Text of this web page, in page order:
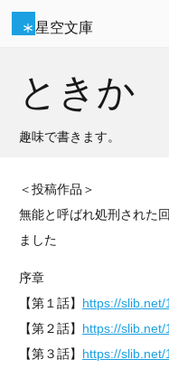
星空文庫
ときか
趣味で書きます。
＜投稿作品＞
無能と呼ばれ処刑された
ました
序章
【第１話】 https://slib.net/
【第２話】 https://slib.net/
【第３話】 https://slib.net/